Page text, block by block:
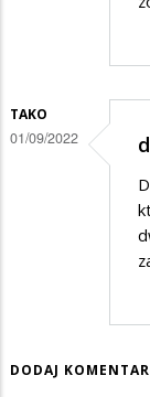
TAKO
01/09/2022
DODAJ